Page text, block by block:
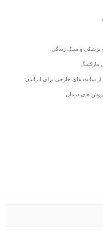
روش های درمان